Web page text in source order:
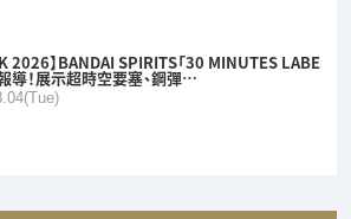
2026】BANDAI SPIRITS「30 MINUTES LABE
導！展示超時空要塞、鋼彈…